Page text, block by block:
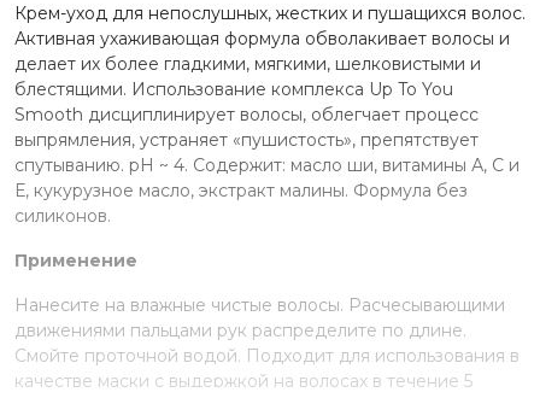
Крем-уход для непослушных, жестких и пушащихся волос.
Активная ухаживающая формула обволакивает волосы и
делает их более гладкими, мягкими, шелковистыми и
блестящими. Использование комплекса Up To You
Smooth дисциплинирует волосы, облегчает процесс
выпрямления, устраняет «пушистость», препятствует
спутыванию. рН ~ 4. Содержит: масло ши, витамины А, С и
Е, кукурузное масло, экстракт малины. Формула без
силиконов.
Применение
Нанесите на влажные чистые волосы. Расчесывающими
движениями пальцами рук распределите по длине.
Смойте проточной водой. Подходит для использования в
качестве маски с выдержкой на волосах в течение 5